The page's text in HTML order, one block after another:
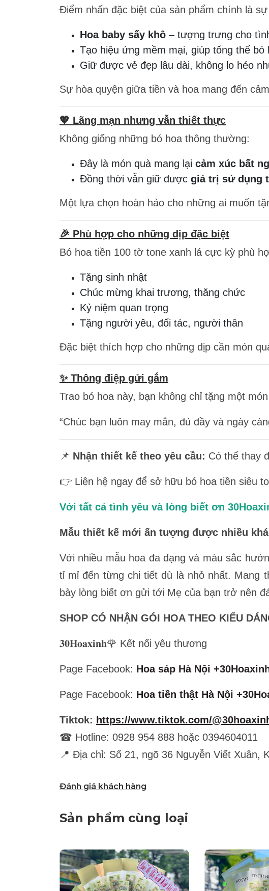
Điểm nhấn đặc biệt của sản phẩm chính là
Hoa baby sấy khô – tượng trưng cho
Tạo hiệu ứng mềm mại, giúp tổng thể
Giữ được vẻ đẹp lâu dài, không lo héo
Sự hòa quyện giữa tiền và hoa mang đến
💖 Lãng mạn nhưng vẫn thiết thực
Không giống những bó hoa thông thường:
Đây là món quà mang lại cảm xúc bất
Đồng thời vẫn giữ được giá trị sử dụng
Một lựa chọn hoàn hảo cho những ai muốn
🎉 Phù hợp cho những dịp đặc biệt
Bó hoa tiền 100 tờ tone xanh lá cực kỳ phù
Tặng sinh nhật
Chúc mừng khai trương, thăng chức
Kỷ niệm quan trọng
Tặng người yêu, đối tác, người thân
Đặc biệt thích hợp cho những dịp cần món
✨ Thông điệp gửi gắm
Trao bó hoa này, bạn không chỉ tặng một
“Chúc bạn luôn may mắn, đủ đầy và ngày
📌 Nhận thiết kế theo yêu cầu: Có thể thay
👉 Liên hệ ngay để sở hữu bó hoa tiền siêu
Với tất cả tình yêu và lòng biết ơn
Mẫu thiết kế mới ấn tượng được nhiều
Với nhiều mẫu hoa đa dạng và màu sắc
tỉ mỉ đến từng chi tiết dù là nhỏ nhất. Mang
bày lòng biết ơn gửi tới Mẹ của bạn trở nên
SHOP CÓ NHẬN GÓI HOA THEO KIỂU
𝟑𝟎𝐇𝐨𝐚𝐱𝐢𝐧𝐡🌹 Kết nối yêu thương
Page Facebook: Hoa sáp Hà Nội
Page Facebook: Hoa tiền thật Hà Nội
Tiktok: https://www.tiktok.com/
☎ Hotline: 0928 954 888 hoặc 0394604011
📍 Địa chỉ: Số 21, ngõ 36 Nguyễn Viết
Đánh giá khách hàng
Sản phẩm cùng loại